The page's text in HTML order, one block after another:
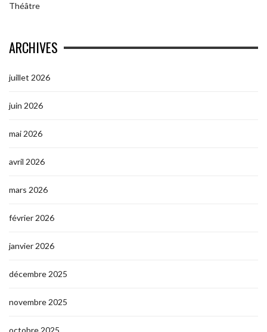
Théâtre
ARCHIVES
juillet 2026
juin 2026
mai 2026
avril 2026
mars 2026
février 2026
janvier 2026
décembre 2025
novembre 2025